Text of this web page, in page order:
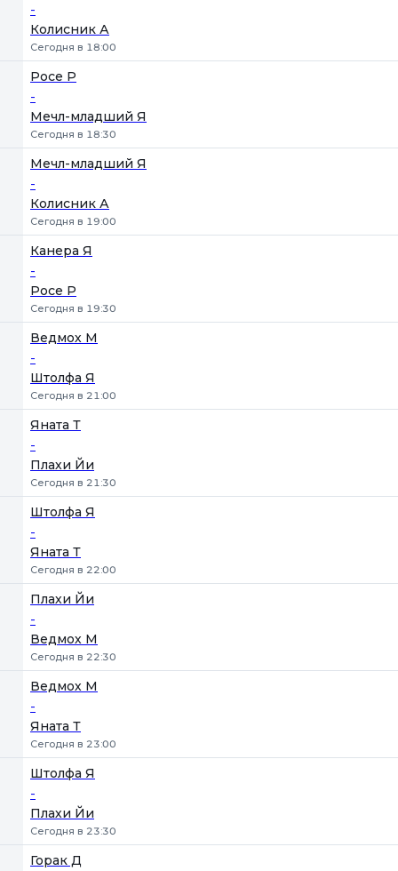
-
Колисник А
Сегодня в 18:00
Росе Р
-
Мечл-младший Я
Сегодня в 18:30
Мечл-младший Я
-
Колисник А
Сегодня в 19:00
Канера Я
-
Росе Р
Сегодня в 19:30
Ведмох М
-
Штолфа Я
Сегодня в 21:00
Яната Т
-
Плахи Йи
Сегодня в 21:30
Штолфа Я
-
Яната Т
Сегодня в 22:00
Плахи Йи
-
Ведмох М
Сегодня в 22:30
Ведмох М
-
Яната Т
Сегодня в 23:00
Штолфа Я
-
Плахи Йи
Сегодня в 23:30
Горак Д